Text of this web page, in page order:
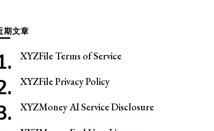
期文章
XYZFile Terms of Service
XYZFile Privacy Policy
XYZMoney AI Service Disclosure